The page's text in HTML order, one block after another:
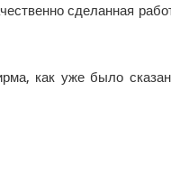
сделанная
как уже было